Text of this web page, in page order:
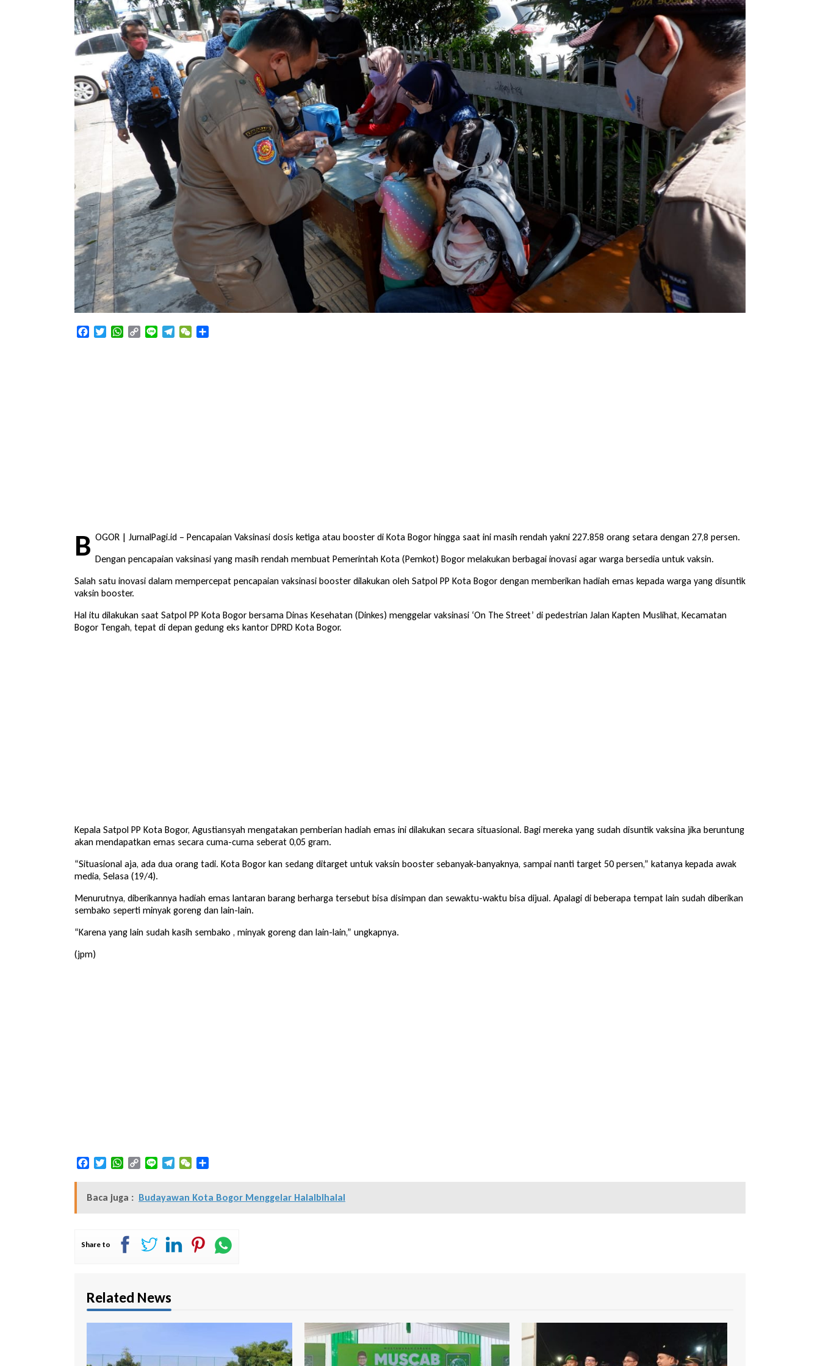
FacebookTwitterWhatsApp
Copy
Line TelegramWeChat
B OGOR | JurnalPagi.id – Pencapaian Vaksinasi dosis ketiga atau booster di Kota Bogor hingga saat ini masih rendah yakni 227.858 orang setara dengan 27,8 persen.
Dengan pencapaian vaksinasi yang masih rendah membuat Pemerintah Kota (Pemkot) Bogor melakukan berbagai inovasi agar warga bersedia untuk vaksin.
Salah satu inovasi dalam mempercepat pencapaian vaksinasi booster dilakukan oleh Satpol PP Kota Bogor dengan memberikan hadiah emas kepada warga yang disuntik
vaksin booster.
Hal itu dilakukan saat Satpol PP Kota Bogor bersama Dinas Kesehatan (Dinkes) menggelar vaksinasi ‘On The Street’ di pedestrian Jalan Kapten Muslihat, Kecamatan
Bogor Tengah, tepat di depan gedung eks kantor DPRD Kota Bogor.
Kepala Satpol PP Kota Bogor, Agustiansyah mengatakan pemberian hadiah emas ini dilakukan secara situasional. Bagi mereka yang sudah disuntik vaksina jika beruntung
akan mendapatkan emas secara cuma-cuma seberat 0,05 gram.
“Situasional aja, ada dua orang tadi. Kota Bogor kan sedang ditarget untuk vaksin booster sebanyak-banyaknya, sampai nanti target 50 persen,” katanya kepada awak
media, Selasa (19/4).
Menurutnya, diberikannya hadiah emas lantaran barang berharga tersebut bisa disimpan dan sewaktu-waktu bisa dijual. Apalagi di beberapa tempat lain sudah diberikan
sembako seperti minyak goreng dan lain-lain.
“Karena yang lain sudah kasih sembako , minyak goreng dan lain-lain,” ungkapnya.
(jpm)
FacebookTwitterWhatsApp
Copy
Line TelegramWeChat
Baca juga : Budayawan Kota Bogor Menggelar Halalbihalal
Share to
Related News